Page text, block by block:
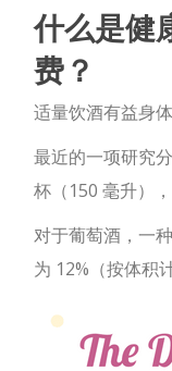
什么是健
费？
适量饮酒有益身
最近的一项研究
杯（150 毫升）
对于葡萄酒，一
为 12%（按体积计